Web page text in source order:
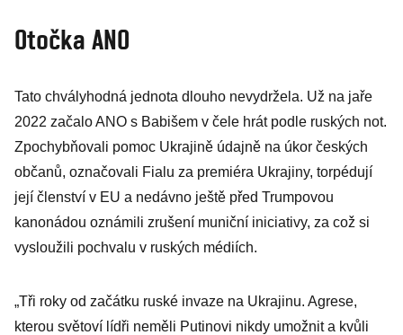
Otočka ANO
Tato chvályhodná jednota dlouho nevydržela. Už na jaře
2022 začalo ANO s Babišem v čele hrát podle ruských not.
Zpochybňovali pomoc Ukrajině údajně na úkor českých
občanů, označovali Fialu za premiéra Ukrajiny, torpédují
její členství v EU a nedávno ještě před Trumpovou
kanonádou oznámili zrušení muniční iniciativy, za což si
vysloužili pochvalu v ruských médiích.
„Tři roky od začátku ruské invaze na Ukrajinu. Agrese,
kterou světoví lídři neměli Putinovi nikdy umožnit a kvůli